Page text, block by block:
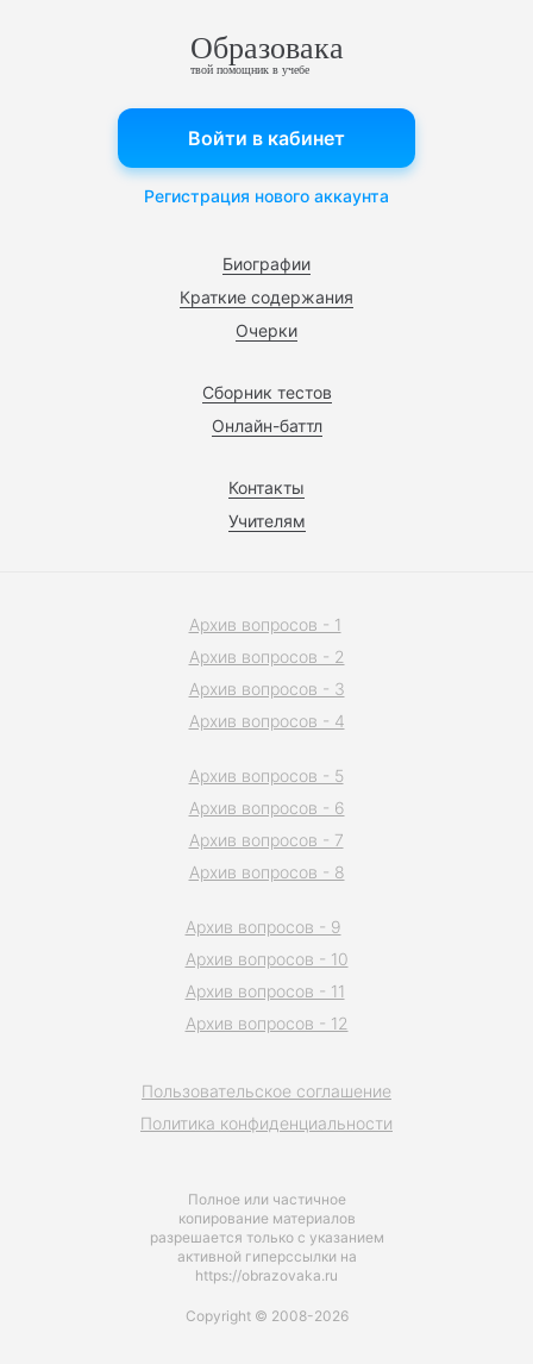
Образовака
твой помощник в учебе
Биографии
Краткие содержания
Очерки
Сборник тестов
Онлайн-баттл
Контакты
Учителям
Войти в кабинет
Регистрация нового аккаунта
Полное или частичное
копирование материалов
разрешается только с указанием
активной гиперссылки на
https://obrazovaka.ru
Пользовательское соглашение
Политика конфиденциальности
Архив вопросов - 1
Архив вопросов - 2
Архив вопросов - 3
Архив вопросов - 4
Архив вопросов - 5
Архив вопросов - 6
Архив вопросов - 7
Архив вопросов - 8
Архив вопросов - 9
Архив вопросов - 10
Архив вопросов - 11
Архив вопросов - 12
Copyright © 2008-2026